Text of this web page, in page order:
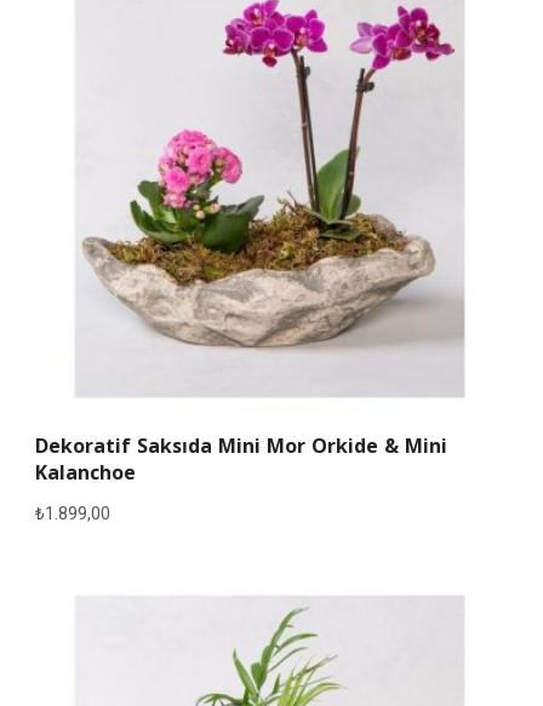
Dekoratif Saksıda Mini Mor Orkide & Mini
Kalanchoe
₺1.899,00